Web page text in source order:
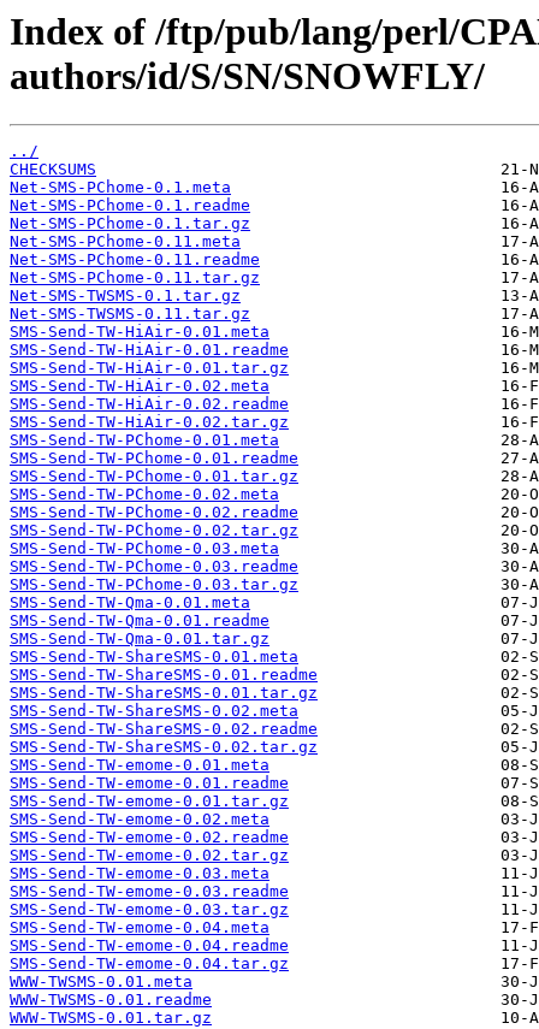
Index of /ftp/pub/lang/perl/
authors/id/S/SN/SNOWFLY/
../
CHECKSUMS
Net-SMS-PChome-0.1.meta
Net-SMS-PChome-0.1.readme
Net-SMS-PChome-0.1.tar.gz
Net-SMS-PChome-0.11.meta
Net-SMS-PChome-0.11.readme
Net-SMS-PChome-0.11.tar.gz
Net-SMS-TWSMS-0.1.tar.gz
Net-SMS-TWSMS-0.11.tar.gz
SMS-Send-TW-HiAir-0.01.meta
SMS-Send-TW-HiAir-0.01.readme
SMS-Send-TW-HiAir-0.01.tar.gz
SMS-Send-TW-HiAir-0.02.meta
SMS-Send-TW-HiAir-0.02.readme
SMS-Send-TW-HiAir-0.02.tar.gz
SMS-Send-TW-PChome-0.01.meta
SMS-Send-TW-PChome-0.01.readme
SMS-Send-TW-PChome-0.01.tar.gz
SMS-Send-TW-PChome-0.02.meta
SMS-Send-TW-PChome-0.02.readme
SMS-Send-TW-PChome-0.02.tar.gz
SMS-Send-TW-PChome-0.03.meta
SMS-Send-TW-PChome-0.03.readme
SMS-Send-TW-PChome-0.03.tar.gz
SMS-Send-TW-Qma-0.01.meta
SMS-Send-TW-Qma-0.01.readme
SMS-Send-TW-Qma-0.01.tar.gz
SMS-Send-TW-ShareSMS-0.01.meta
SMS-Send-TW-ShareSMS-0.01.readme
SMS-Send-TW-ShareSMS-0.01.tar.gz
SMS-Send-TW-ShareSMS-0.02.meta
SMS-Send-TW-ShareSMS-0.02.readme
SMS-Send-TW-ShareSMS-0.02.tar.gz
SMS-Send-TW-emome-0.01.meta
SMS-Send-TW-emome-0.01.readme
SMS-Send-TW-emome-0.01.tar.gz
SMS-Send-TW-emome-0.02.meta
SMS-Send-TW-emome-0.02.readme
SMS-Send-TW-emome-0.02.tar.gz
SMS-Send-TW-emome-0.03.meta
SMS-Send-TW-emome-0.03.readme
SMS-Send-TW-emome-0.03.tar.gz
SMS-Send-TW-emome-0.04.meta
SMS-Send-TW-emome-0.04.readme
SMS-Send-TW-emome-0.04.tar.gz
WWW-TWSMS-0.01.meta
WWW-TWSMS-0.01.readme
WWW-TWSMS-0.01.tar.gz